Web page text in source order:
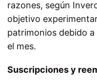
razones, según
objetivo
patrimonios debido a
el mes.
Suscripciones y